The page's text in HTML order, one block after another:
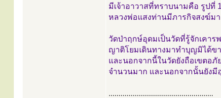
มีเจ้าอาวาสที่ทราบนามคือ รูปที่
หลวงพ่อแสงท่านมีภารกิจสงฆ์มา
วัดป่าฤกษ์อุดมเป็นวัดที่รู้จักเคาร
ญาติโยมเดินทางมาทำบุญมิได้ข
และนอกจากนี้ในวัดยังถือเขตอ
จำนวนมาก และนอกจากนั้นยังมี
.....................................................